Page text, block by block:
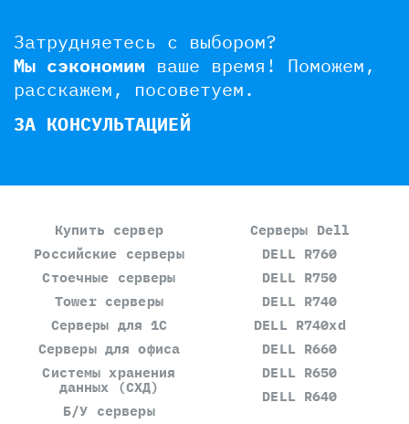
Затрудняетесь с выбором?
Мы сэкономим ваше время! Поможем,
расскажем, посоветуем.
ЗА КОНСУЛЬТАЦИЕЙ
Купить сервер
Российские серверы
Стоечные серверы
Tower серверы
Серверы для 1С
Серверы для офиса
Системы хранения
данных (СХД)
Б/У серверы
Серверы Dell
DELL R760
DELL R750
DELL R740
DELL R740xd
DELL R660
DELL R650
DELL R640